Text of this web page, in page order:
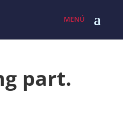
part.